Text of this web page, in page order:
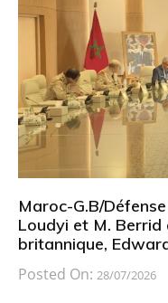
Maroc-G.B/
Loudyi et M.
britannique,
Posted On: 28/07/2026